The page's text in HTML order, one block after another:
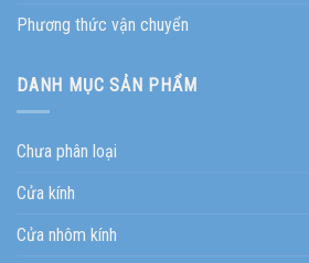
Phương thức vận chuyển
DANH MỤC SẢN PHẨM
Chưa phân loại
Cửa kính
Cửa nhôm kính